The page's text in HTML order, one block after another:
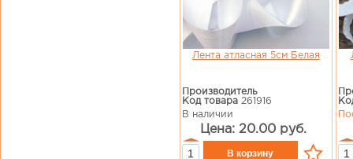
Лента атласная 5см Белая
Производитель
Код товара 261916
В наличии
Цена: 20.00 руб.